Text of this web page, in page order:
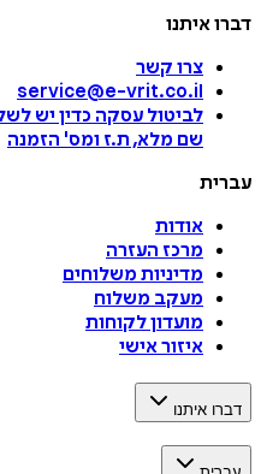
דברו איתנו
צרו קשר
service@e-vrit.co.il
לביטול עסקה כדין יש
שם מלא, ת.ז ומס' הזמנה
עברית
אודות
מרכז העזרה
מדיניות משלוחים
מעקב משלוח
מועדון לקוחות
איזור אישי
דברו איתנו